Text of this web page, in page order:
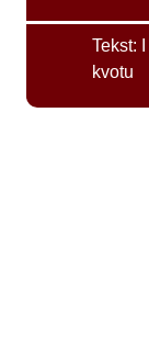
Tekst:
kvotu